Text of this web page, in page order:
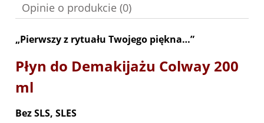
Opinie o produkcie (0)
„Pierwszy z rytuału Twojego piękna…”
Płyn do Demakijażu Colway 200
ml
Bez SLS, SLES